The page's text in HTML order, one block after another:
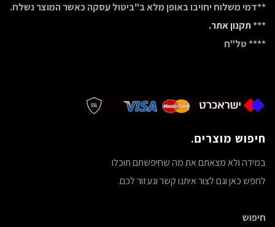
**דמי משלוח יחויבו באופן מלא ב"ביטול עסקה כאשר המוצר נשלח.
***תקנון אתר.
**** טל"ח
חיפוש מוצרים.
במידה ולא מצאתם את מה שחיפשתם תוכלו
לחפש כאן וגם לצור איתנו קשר ונעזור לכם.
חיפוש